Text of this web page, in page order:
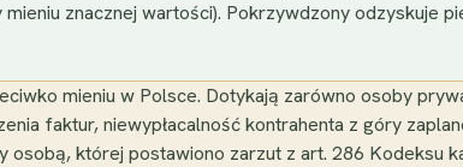
znacznej wartości). Pokrzywdzony odzyskuje
mieniu w Polsce. Dotykają zarówno osoby
faktur, niewypłacalność kontrahenta z góry
której postawiono zarzut z art. 286 Kodeksu